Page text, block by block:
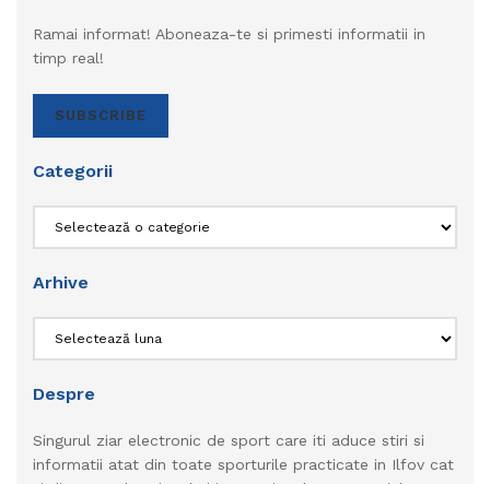
Ramai informat! Aboneaza-te si primesti informatii in
timp real!
SUBSCRIBE
Categorii
Arhive
Despre
Singurul ziar electronic de sport care iti aduce stiri si
informatii atat din toate sporturile practicate in Ilfov cat